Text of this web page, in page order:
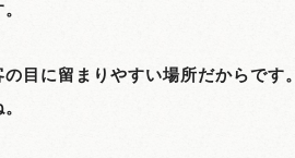
目に留まりやすい場所だからです。